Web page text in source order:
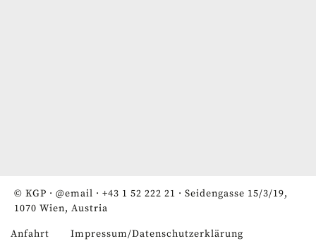
© KGP · @email · +43 1 52 222 21 · Seidengasse 15/3/19,
1070 Wien, Austria
Anfahrt Impressum/Datenschutzerklärung